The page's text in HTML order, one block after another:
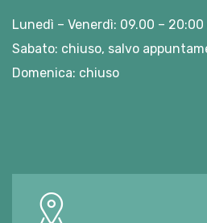
Lunedì – Venerdì: 09.00 –
Sabato: chiuso, salvo
Domenica: chiuso